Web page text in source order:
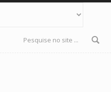
Formulário